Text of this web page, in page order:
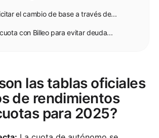
el cambio de base a través de...
con Billeo para evitar deuda...
las tablas oficiales
de rendimientos
para 2025?